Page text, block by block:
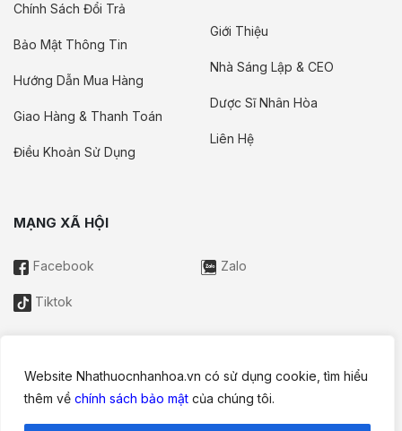
Website Nhathuocnhanhoa.vn có sử dụng cookie, tìm hiểu
thêm về chính sách bảo mật của chúng tôi.
Chính Sách Đổi Trả
Bảo Mật Thông Tin
Hướng Dẫn Mua Hàng
Giao Hàng & Thanh Toán
Điều Khoản Sử Dụng
Giới Thiệu
Nhà Sáng Lập & CEO
Dược Sĩ Nhân Hòa
Liên Hệ
MẠNG XÃ HỘI
Facebook Zalo
Tiktok
Thông tin trên website này chỉ mang tính chất nội bộ tham khảo;